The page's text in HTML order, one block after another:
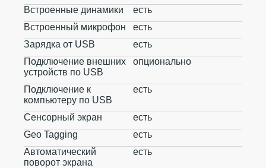
Встроенные динамики
есть
Встроенный микрофон
есть
Зарядка от USB
есть
Подключение внешних
устройств по USB
опционально
Подключение к
компьютеру по USB
есть
Сенсорный экран
есть
Geo Tagging
есть
Автоматический
поворот экрана
есть